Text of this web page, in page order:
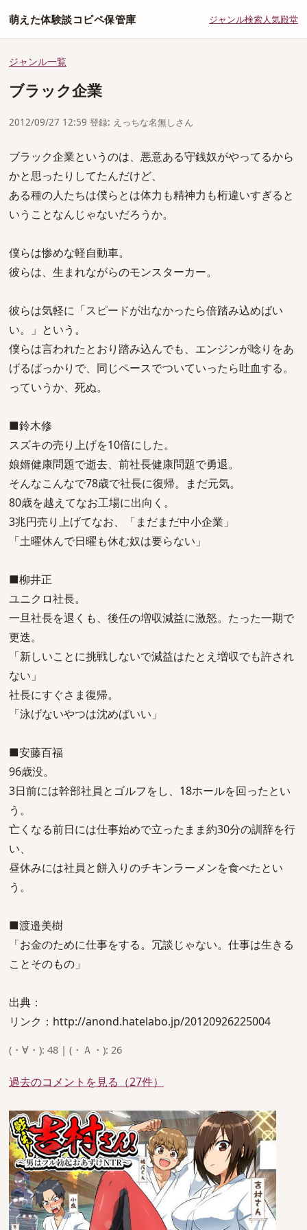
萌えた体験談コピペ保管庫 ジャンル検索人気殿堂
ジャンル一覧
ブラック企業
2012/09/27 12:59 登録: えっちな名無しさん
ブラック企業というのは、悪意ある守銭奴がやってるから
かと思ったりしてたんだけど、
ある種の人たちは僕らとは体力も精神力も桁違いすぎると
いうことなんじゃないだろうか。
僕らは惨めな軽自動車。
彼らは、生まれながらのモンスターカー。
彼らは気軽に「スピードが出なかったら倍踏み込めばい
い。」という。
僕らは言われたとおり踏み込んでも、エンジンが唸りをあ
げるばっかりで、同じペースでついていったら吐血する。
っていうか、死ぬ。
■鈴木修
スズキの売り上げを10倍にした。
娘婿健康問題で逝去、前社長健康問題で勇退。
そんなこんなで78歳で社長に復帰。まだ元気。
80歳を越えてなお工場に出向く。
3兆円売り上げてなお、「まだまだ中小企業」
「土曜休んで日曜も休む奴は要らない」
■柳井正
ユニクロ社長。
一旦社長を退くも、後任の増収減益に激怒。たった一期で
更迭。
「新しいことに挑戦しないで減益はたとえ増収でも許され
ない」
社長にすぐさま復帰。
「泳げないやつは沈めばいい」
■安藤百福
96歳没。
3日前には幹部社員とゴルフをし、18ホールを回ったとい
う。
亡くなる前日には仕事始めで立ったまま約30分の訓辞を行
い、
昼休みには社員と餅入りのチキンラーメンを食べたとい
う。
■渡邉美樹
「お金のために仕事をする。冗談じゃない。仕事は生きる
ことそのもの」
出典：
リンク：http://anond.hatelabo.jp/20120926225004
(・∀・): 48 | (・Ａ・): 26
過去のコメントを見る（27件）